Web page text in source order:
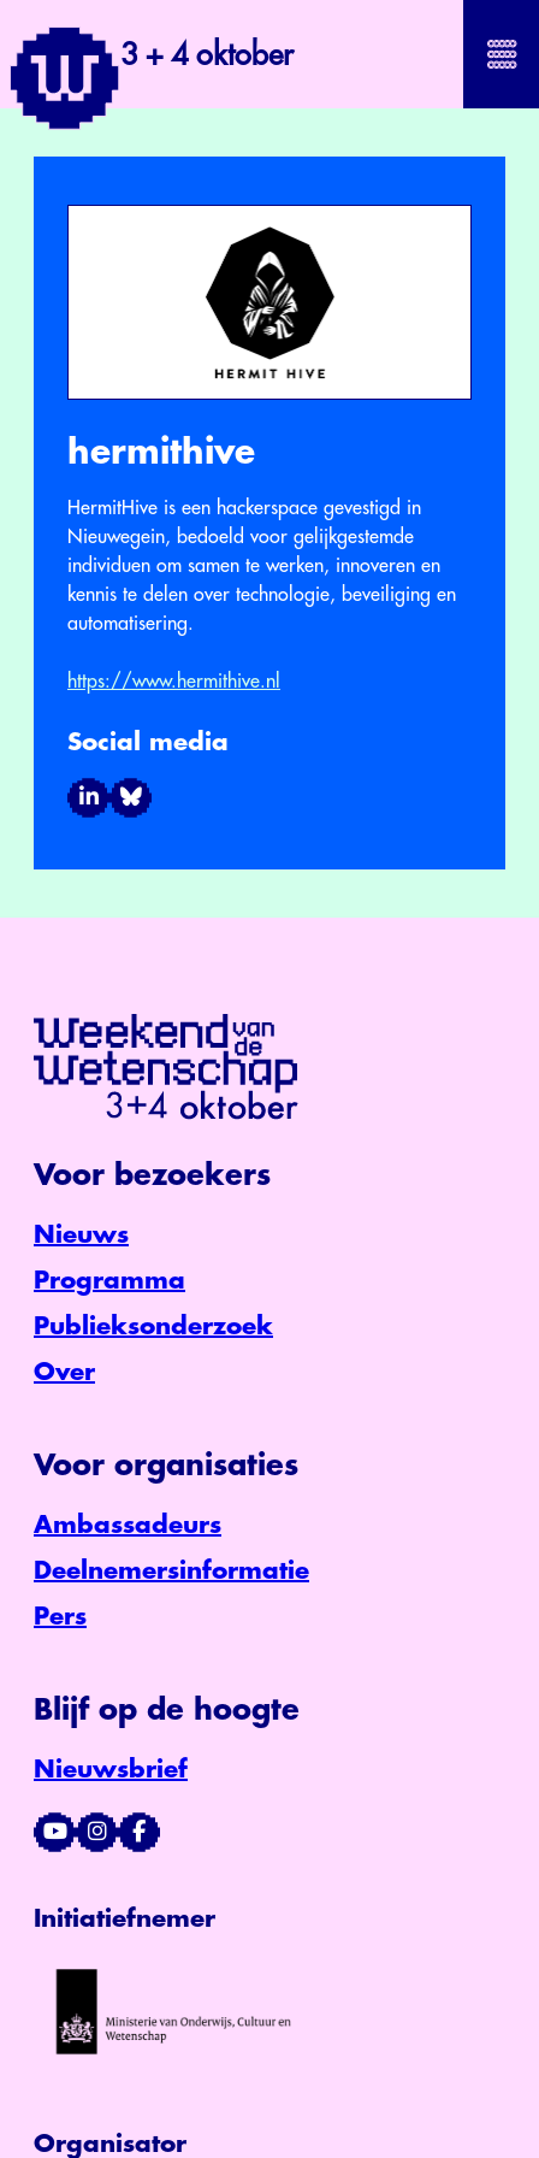
3 + 4 oktober
hermithive
HermitHive is een hackerspace gevestigd in
Nieuwegein, bedoeld voor gelijkgestemde
individuen om samen te werken, innoveren en
kennis te delen over technologie, beveiliging en
automatisering.
https://www.hermithive.nl
Social media
Voor bezoekers
Nieuws
Programma
Publieksonderzoek
Over
Voor organisaties
Ambassadeurs
Deelnemersinformatie
Pers
Blijf op de hoogte
Nieuwsbrief
Initiatiefnemer
Organisator